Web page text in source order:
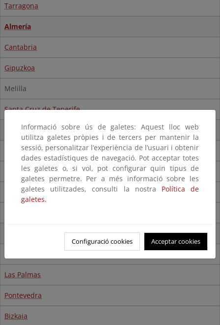
Tarragona
Almería
Cantabria
Gipuzkoa
Melilla
Santa Cruz de Tenerife
Asturias
Castellón
Huelva
Murcia
Las Palmas
Pontevedra
Bizkaia
Informació sobre ús de galetes: Aquest lloc web
utilitza galetes pròpies i de tercers per mantenir la
sessió, personalitzar l’experiència de l’usuari i obtenir
dades estadístiques de navegació. Pot acceptar totes
les galetes o, si vol, pot configurar quin tipus de
galetes permetre. Per a més informació sobre les
galetes utilitzades, consulti la nostra Política de
galetes.
Configuració cookies Acceptar cookies